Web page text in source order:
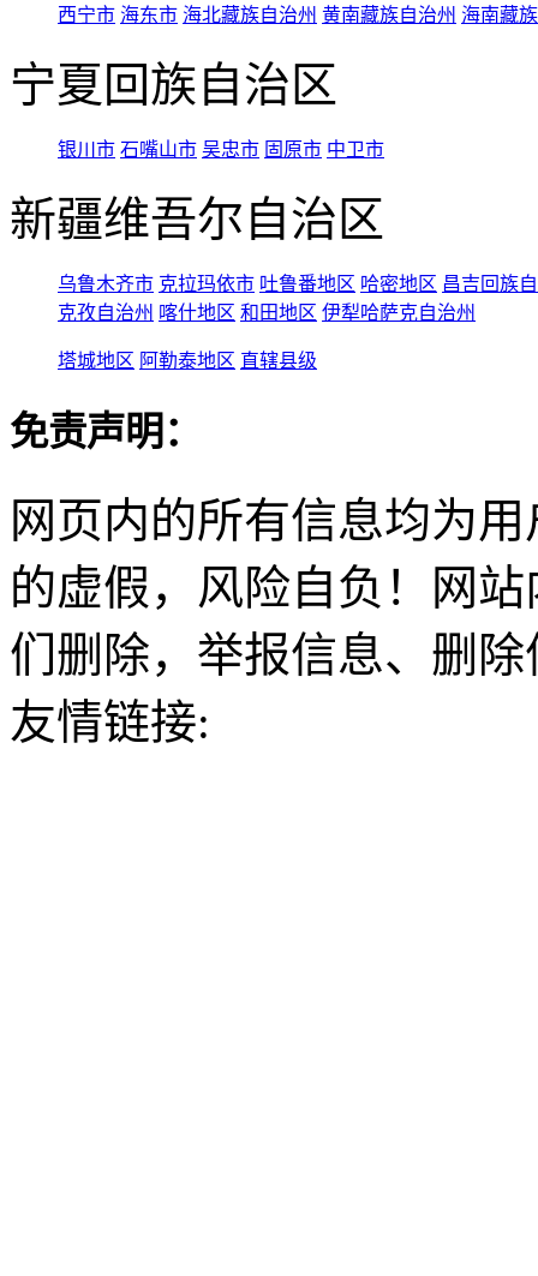
西宁市 海东市 海北藏族自治州 黄南藏族自治州 海南藏
宁夏回族自治区
银川市 石嘴山市 吴忠市 固原市 中卫市
新疆维吾尔自治区
乌鲁木齐市 克拉玛依市 吐鲁番地区 哈密地区 昌吉回族
克孜自治州 喀什地区 和田地区 伊犁哈萨克自治州
塔城地区 阿勒泰地区 直辖县级
免责声明：
网页内的所有信息均为
的虚假，风险自负！网
们删除，举报信息、删
友情链接: